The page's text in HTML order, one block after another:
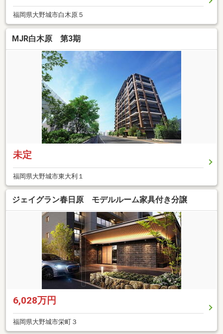
福岡県大野城市白木原５
MJR白木原 第3期
未定
福岡県大野城市東大利１
ジェイグラン春日原 モデルルーム家具付き分譲
6,028万円
福岡県大野城市栄町３